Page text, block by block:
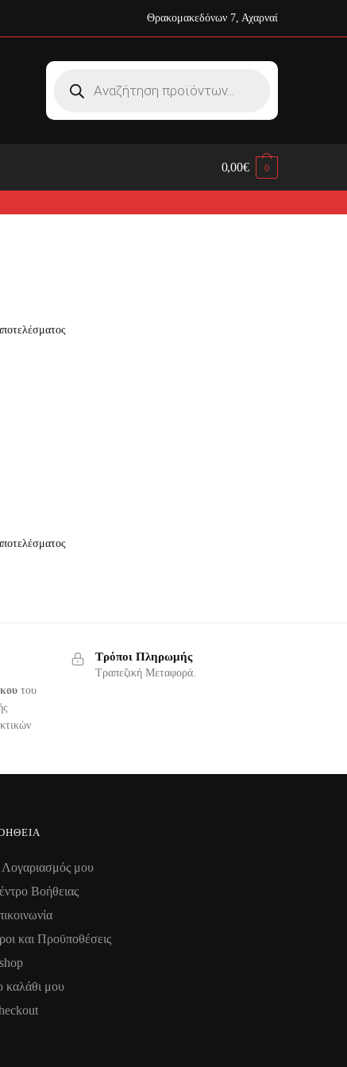
Θρακομακεδόνων 7, Αχαρναί
search
0,00€ 0
του
Τρόποι Πληρωμής
Τραπεζική Μεταφορά.
μου
Βοήθειας
και Προϋποθέσεις
καλάθι μου